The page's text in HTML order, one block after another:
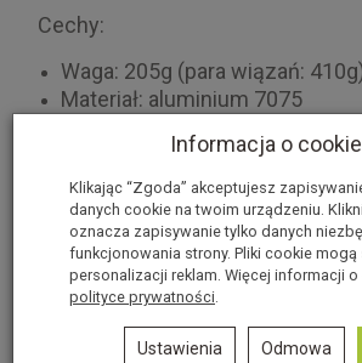
Cechy:
Waga: 205g (para wiązań:
Materiał: aluminium 7075
Siła wypięcia boczna: 4-10 DIN
Siła wypięcia pionowa: 8 DIN
Regulacja rozmiaru: 25mm
Podparcie pięty: 0 - 40 - 54mm
Możliwość montażu
Możliwość wpięcia harszli
Informacja o
Klikając “Zgoda” akceptujesz
danych cookie na twoim urządzeniu.
oznacza zapisywanie tylko danych
funkcjonowania strony. Pliki cookie mogą
personalizacji reklam. Więcej informacji
polityce prywatności.
Ustawienia Odmowa